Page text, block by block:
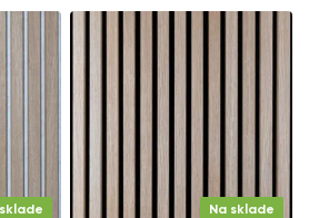
Na sklade